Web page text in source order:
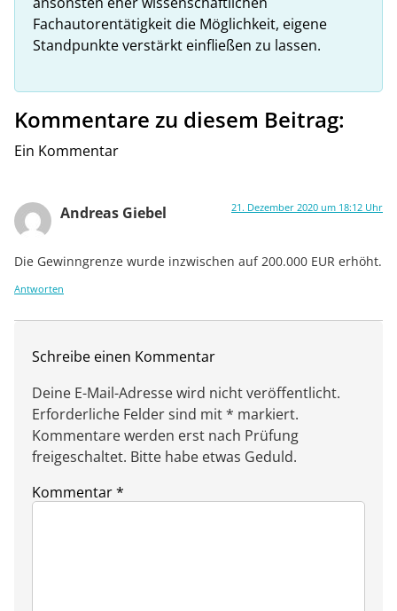
Fachautorentätigkeit die Möglichkeit, eigene
Standpunkte verstärkt einfließen zu lassen.
Kommentare zu diesem Beitrag:
Ein Kommentar
Andreas Giebel 21. Dezember 2020 um 18:12 Uhr
Die Gewinngrenze wurde inzwischen auf 200.000 EUR erhöht.
Antworten
Schreibe einen Kommentar
Deine E-Mail-Adresse wird nicht veröffentlicht.
Erforderliche Felder sind mit * markiert.
Kommentare werden erst nach Prüfung
freigeschaltet. Bitte habe etwas Geduld.
Kommentar*